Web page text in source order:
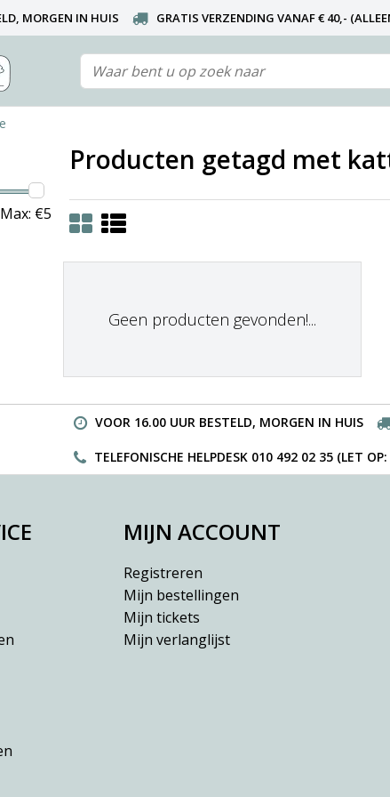
MORGEN IN HUIS GRATIS VERZENDING VANAF € 40,-
010 492 02 35 (LET OP: WIJ ZIJN NIET DE FABRIKANT! ZIE
Max: €5
Producten getagd met
Geen producten gevonden!...
VOOR 16.00 UUR BESTELD, MORGEN IN HUIS
TELEFONISCHE HELPDESK 010 492 02 35 (LET
MIJN ACCOUNT
Registreren
Mijn bestellingen
Mijn tickets
Mijn verlanglijst